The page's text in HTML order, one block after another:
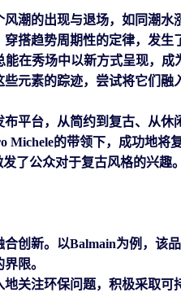
潮的出现与退场，如同潮水
搭趋势周期性的定律，发生
能在秀场中以新方式呈现，成
些元素的踪迹，尝试将它们融
布平台， 从简约到复古、 从休
Michele的带领下，成功地将
了公众对于复古风格的兴趣
合创新。以Balmain为例，该
界限。
地关注环保问题，积极采取可